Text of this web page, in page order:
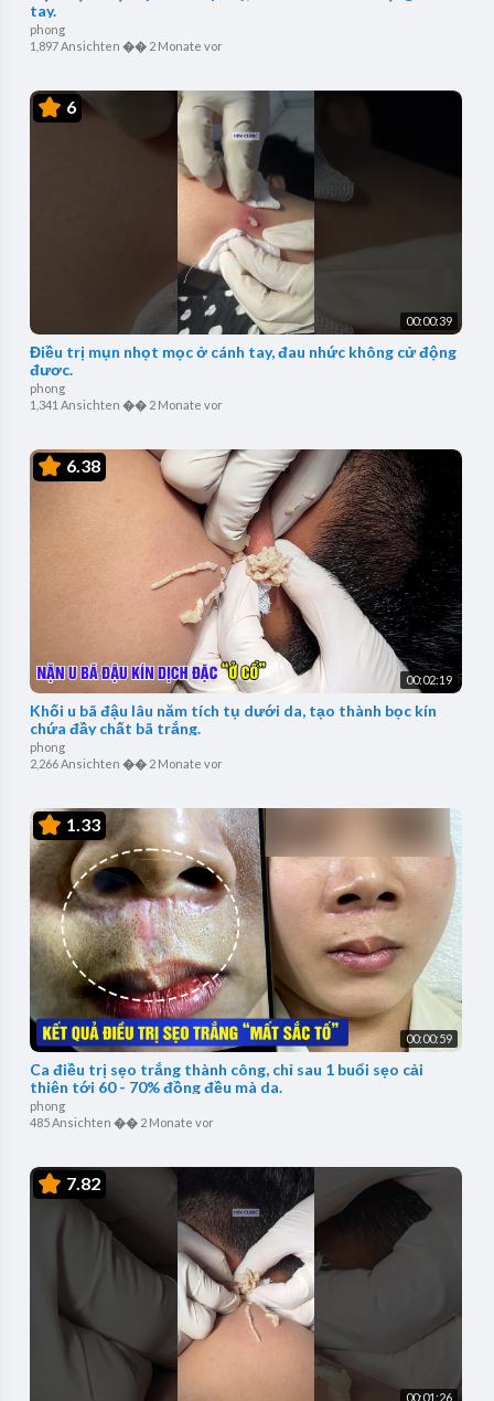
tay.
phong
1,897 Ansichten �� 2 Monate vor
6
00:00:39
Điều trị mụn nhọt mọc ở cánh tay, đau nhức không cử động
được.
phong
1,341 Ansichten �� 2 Monate vor
6.38
00:02:19
Khối u bã đậu lâu năm tích tụ dưới da, tạo thành bọc kín
chứa đầy chất bã trắng.
phong
2,266 Ansichten �� 2 Monate vor
1.33
00:00:59
Ca điều trị sẹo trắng thành công, chỉ sau 1 buổi sẹo cải
thiện tới 60 - 70% đồng đều mà da.
phong
485 Ansichten �� 2 Monate vor
7.82
00:01:26